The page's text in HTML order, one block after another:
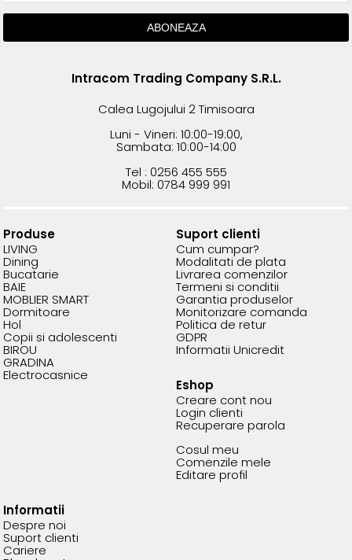
Intracom Trading Company S.R.L.
Calea Lugojului 2 Timisoara
Luni - Vineri: 10:00-19:00,
Sambata: 10:00-14:00
Tel : 0256 455 555
Mobil: 0784 999 991
Produse
LIVING
Dining
Bucatarie
BAIE
MOBLIER SMART
Dormitoare
Hol
Copii si adolescenti
BIROU
GRADINA
Electrocasnice
Suport clienti
Cum cumpar?
Modalitati de plata
Livrarea comenzilor
Termeni si conditii
Garantia produselor
Monitorizare comanda
Politica de retur
GDPR
Informatii Unicredit
Eshop
Creare cont nou
Login clienti
Recuperare parola
Cosul meu
Comenzile mele
Editare profil
Informatii
Despre noi
Suport clienti
Cariere